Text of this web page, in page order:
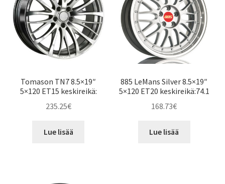
Tomason TN7 8.5×19″
5×120 ET15 keskireikä:
235.25€
Lue lisää
885 LeMans Silver 8.5×19″
5×120 ET20 keskireikä:74.1
168.73€
Lue lisää